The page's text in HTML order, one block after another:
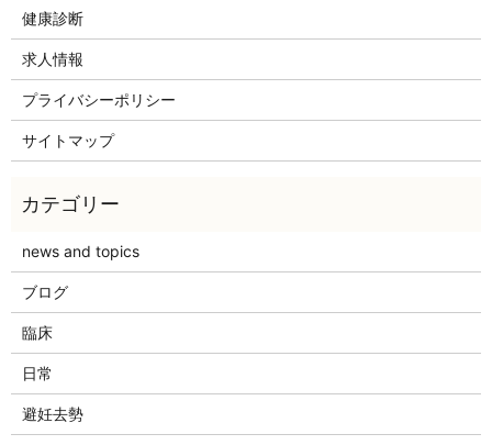
健康診断
求人情報
プライバシーポリシー
サイトマップ
news and topics
ブログ
臨床
日常
避妊去勢